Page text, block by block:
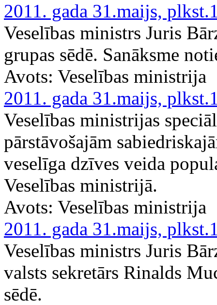
2011. gada 31.maijs,
Veselības ministrs Juris
grupas sēdē. Sanāksme
Avots: Veselības ministrija
2011. gada 31.maijs,
Veselības ministrijas
pārstāvošajām
veselīga dzīves veida
Veselības ministrijā.
Avots: Veselības ministrija
2011. gada 31.maijs,
Veselības ministrs Juris
valsts sekretārs Rinalds
sēdē.